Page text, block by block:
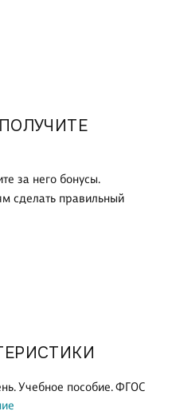
Учебное пособие. ФГОС
за него бонусы.
сделать правильный